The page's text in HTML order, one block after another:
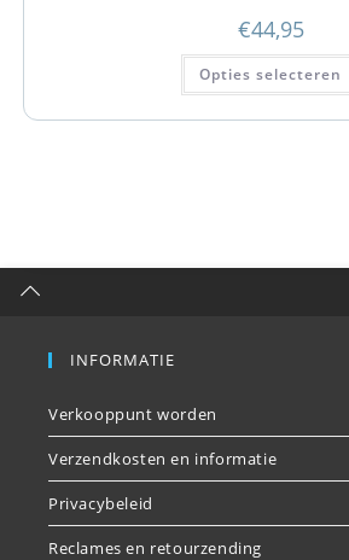
€44,95
Opties selecteren
INFORMATIE
Verkooppunt worden
Verzendkosten en informatie
Privacybeleid
Reclames en retourzending